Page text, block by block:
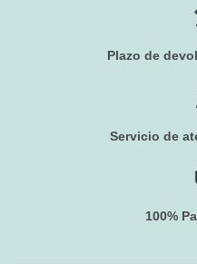
Plazo de
Servicio de
100%